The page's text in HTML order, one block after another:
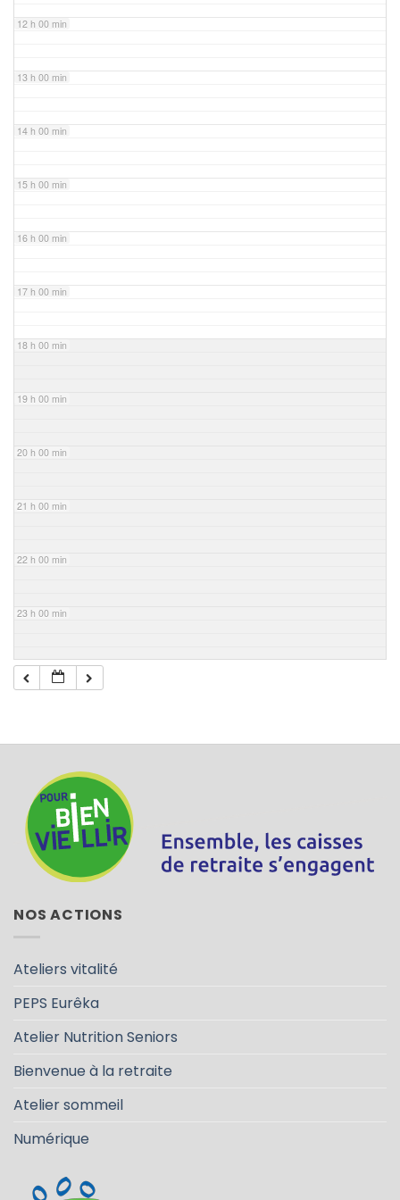
12 h 00 min
13 h 00 min
14 h 00 min
15 h 00 min
16 h 00 min
17 h 00 min
18 h 00 min
19 h 00 min
20 h 00 min
21 h 00 min
22 h 00 min
23 h 00 min
NOS ACTIONS
Ateliers vitalité
PEPS Eurêka
Atelier Nutrition Seniors
Bienvenue à la retraite
Atelier sommeil
Numérique